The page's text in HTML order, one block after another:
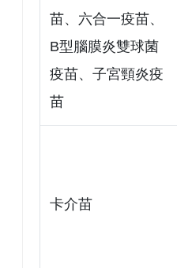
苗、六合一疫苗、
B型腦膜炎雙球菌
疫苗、子宮頸炎疫
苗
卡介苗